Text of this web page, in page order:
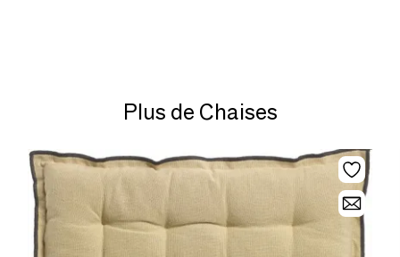
Plus de Chaises